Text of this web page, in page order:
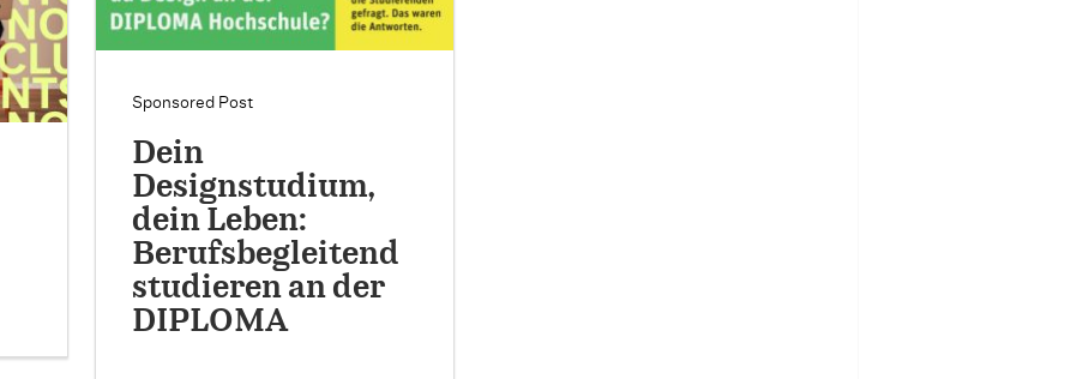
Sponsored Post
Dein
Designstudium,
dein Leben:
Berufsbegleitend
studieren an der
DIPLOMA